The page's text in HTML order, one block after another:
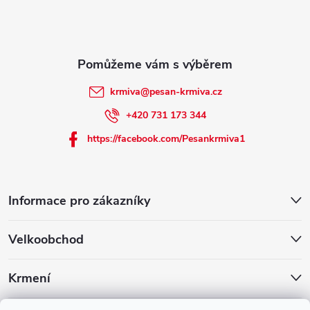
Informace pro zákazníky
Velkoobchod
Krmení
krmiva@pesan-krmiva.cz
+420 731 173 344
https://facebook.com/Pesankrmiva1